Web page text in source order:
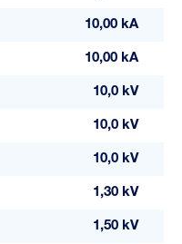
10,00 kA
10,00 kA
10,0 kV
10,0 kV
10,0 kV
1,30 kV
1,50 kV